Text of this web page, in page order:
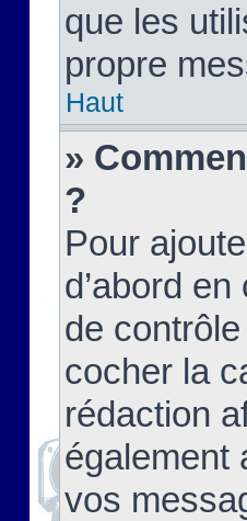
que les
propre
Haut
»
?
Pour
d’abord
de
cocher la
rédaction
également
vos